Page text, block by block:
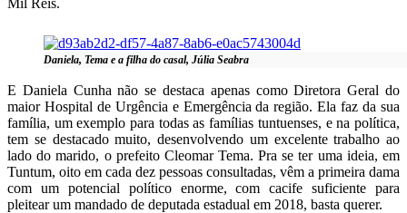
Mil Réis.
Daniela, Tema e a filha do casal, Júlia Seabra
E Daniela Cunha não se destaca apenas como Diretora Geral do
maior Hospital de Urgência e Emergência da região. Ela faz da sua
família, um exemplo para todas as famílias tuntuenses, e na política,
tem se destacado muito, desenvolvendo um excelente trabalho ao
lado do marido, o prefeito Cleomar Tema. Pra se ter uma ideia, em
Tuntum, oito em cada dez pessoas consultadas, vêm a primeira dama
com um potencial político enorme, com cacife suficiente para
pleitear um mandado de deputada estadual em 2018, basta querer.